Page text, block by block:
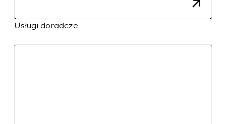
Usługi doradcze